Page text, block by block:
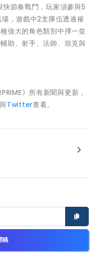
節奏戰鬥，玩家須參與5
，遊戲中2支隊伍透過摧
強大的角色類別中擇一並
助、射手、法師、坦克與
》所有新聞與更新，
與Twitter查看。
稿